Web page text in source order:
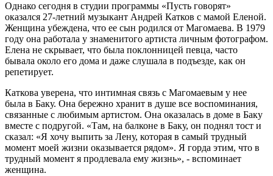
Однако сегодня в студии программы «Пусть говорят»
оказался 27-летний музыкант Андрей Катков с мамой Еленой.
Женщина убеждена, что ее сын родился от Магомаева. В 1979
году она работала у знаменитого артиста личным фотографом.
Елена не скрывает, что была поклонницей певца, часто
бывала около его дома и даже слушала в подъезде, как он
репетирует.
Каткова уверена, что интимная связь с Магомаевым у нее
была в Баку. Она бережно хранит в душе все воспоминания,
связанные с любимым артистом. Она оказалась в доме в Баку
вместе с подругой. «Там, на балконе в Баку, он поднял тост и
сказал: «Я хочу выпить за Лену, которая в самый трудный
момент моей жизни оказывается рядом». Я горда этим, что в
трудный момент я продлевала ему жизнь», - вспоминает
женщина.